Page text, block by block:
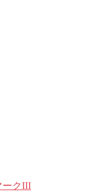
ークIII